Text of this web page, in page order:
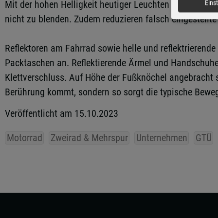
Mit der hohen Helligkeit heutiger Leuchten kommt es
nicht zu blenden. Zudem reduzieren falsch
Reflektoren am Fahrrad sowie helle und
Packtaschen an. Reflektierende Ärmel und
Klettverschluss. Auf Höhe der Fußknöchel
Berührung kommt, sondern so sorgt die typische
Veröffentlicht am 15.10.2023
Motorrad Zweirad & Mehrspur Unternehmen GTÜ